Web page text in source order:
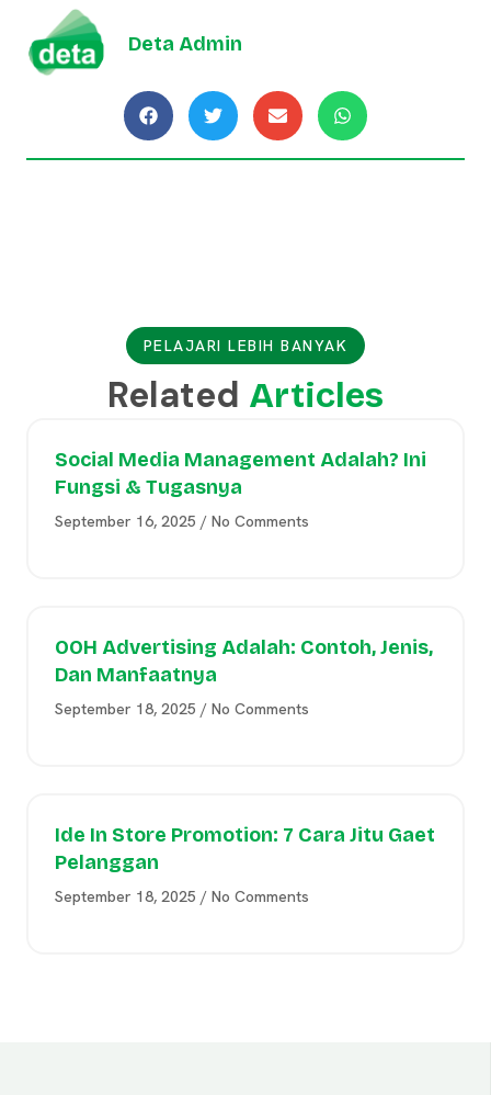
Deta Admin
PELAJARI LEBIH BANYAK
Related Articles
Social Media Management Adalah? Ini
Fungsi & Tugasnya
September 16, 2025 No Comments
OOH Advertising Adalah: Contoh, Jenis,
Dan Manfaatnya
September 18, 2025 No Comments
Ide In Store Promotion: 7 Cara Jitu Gaet
Pelanggan
September 18, 2025 No Comments